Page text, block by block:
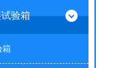
验箱
箱